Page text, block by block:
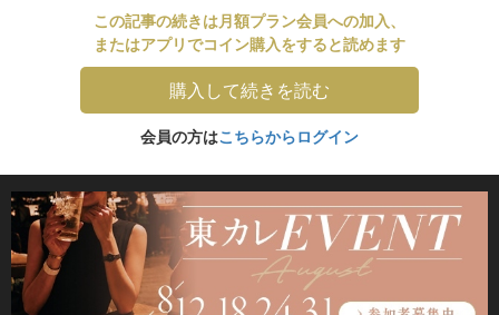
この記事の続きは月額プラン会員への加入、
またはアプリでコイン購入をすると読めます
購入して続きを読む
会員の方はこちらからログイン